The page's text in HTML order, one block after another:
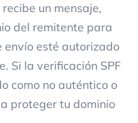
un mensaje,
del remitente para
envío esté autorizado
Si la verificación SPF
como no auténtico o
proteger tu dominio